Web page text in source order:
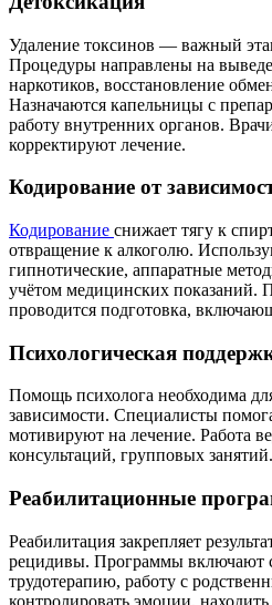
Удаление токсинов — важный
Процедуры направлены на
наркотиков, восстановление
Назначаются капельницы с
работу внутренних органов.
корректируют лечение.
Кодирование от
Кодирование снижает тягу к
отвращение к алкоголю.
гипнотические, аппаратные
учётом медицинских показаний.
проводится подготовка,
Психологическая
Помощь психолога необходима
зависимости. Специалисты
мотивируют на лечение. Работа
консультаций, групповых занятий.
Реабилитационные
Реабилитация закрепляет
рецидивы. Программы включают
трудотерапию, работу с
контролировать эмоции,